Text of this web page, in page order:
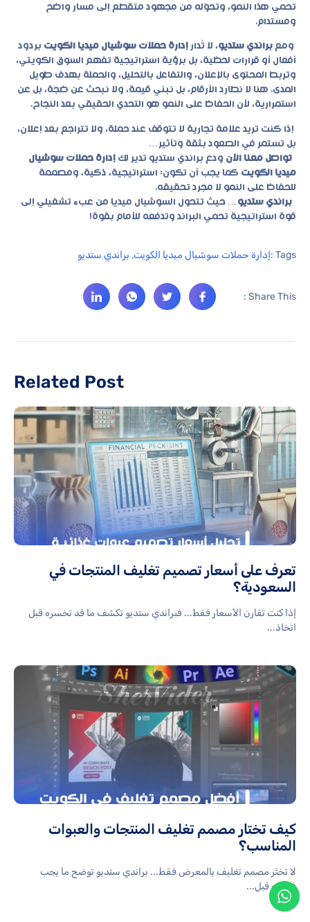
تحمي هذا النمو، وتحوّله من مجهود متقطع إلى مسار واضح
ومستدام.
ومع براندي ستديو، لا تُدار إدارة حملات سوشيال ميديا الكويت بردود
أفعال أو قرارات لحظية، بل برؤية استراتيجية تفهم السوق الكويتي،
وتربط المحتوى بالإعلان، والتفاعل بالتحليل، والحملة بهدف طويل
المدى. هنا لا نطارد الأرقام، بل نبني قيمة، ولا نبحث عن ضجة، بل عن
استمرارية، لأن الحفاظ على النمو هو التحدي الحقيقي بعد النجاح.
إذا كنت تريد علامة تجارية لا تتوقف عند حملة، ولا تتراجع بعد إعلان،
بل تستمر في الصعود بثقة وتأثير…
تواصل معنا الآن ودع براندي ستديو تدير لك إدارة حملات سوشيال
ميديا الكويت كما يجب أن تكون: استراتيجية، ذكية، ومصممة
للحفاظ على النمو لا مجرد تحقيقه.
براندي ستديو … حيث تتحول السوشيال ميديا من عبء تشغيلي إلى
قوة استراتيجية تحمي البراند وتدفعه للأمام بقوة!
Tags : إدارة حملات سوشيال ميديا الكويت, براندي ستديو
Share This :
Related Post
تعرف على أسعار تصميم تغليف المنتجات في
السعودية؟
إذا كنت تقارن الأسعار فقط... فبراندي ستديو تكشف ما قد تخسره قبل
اتخاذ...
كيف تختار مصمم تغليف المنتجات والعبوات
المناسب؟
لا تختَر مصمم تغليف بالمعرض فقط... براندي ستديو توضح ما يجب
فحصه قبل...